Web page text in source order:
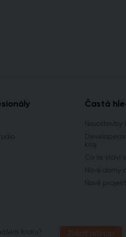
Častá
Novostavby
kraj
Co se staví
Nové domy
Nové
kroku?
Získat přístup